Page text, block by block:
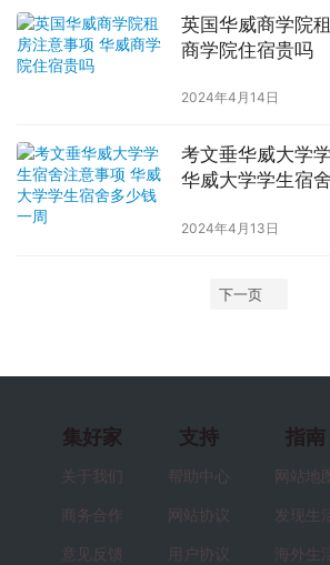
英国华威商学院
商学院住宿贵吗
2024年4月14日
考文垂华威大学
华威大学学生宿
2024年4月13日
下一页
集好家
关于我们
商务合作
意见反馈
支持
帮助中心
网站协议
用户协议
指南
网站地
发现生
海外生